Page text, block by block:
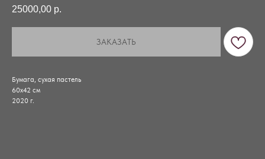
25000,00 р.
ЗАКАЗАТЬ
Бумага, сухая пастель
60х42 см
2020 г.